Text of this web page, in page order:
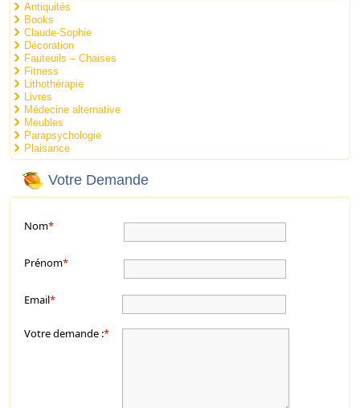
Antiquités
Books
Claude-Sophie
Décoration
Fauteuils – Chaises
Fitness
Lithothérapie
Livres
Médecine alternative
Meubles
Parapsychologie
Plaisance
Votre Demande
Nom*
Prénom*
Email*
Votre demande :*